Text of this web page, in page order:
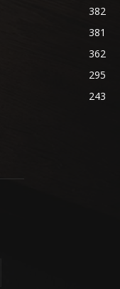
382
381
362
295
243